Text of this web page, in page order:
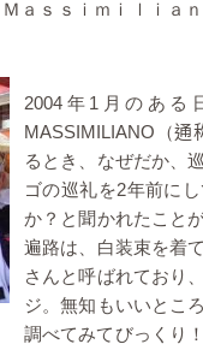
ａｓｓｉｍｉｌｉａ
2004 年 1 月のある
MASSIMILIANO （通
るとき、なぜだか、
ゴの巡礼を2年前に
か？と聞かれたこと
遍路は、白装束を着
さんと呼ばれており
ジ。無知もいいとこ
調べてみてびっくり